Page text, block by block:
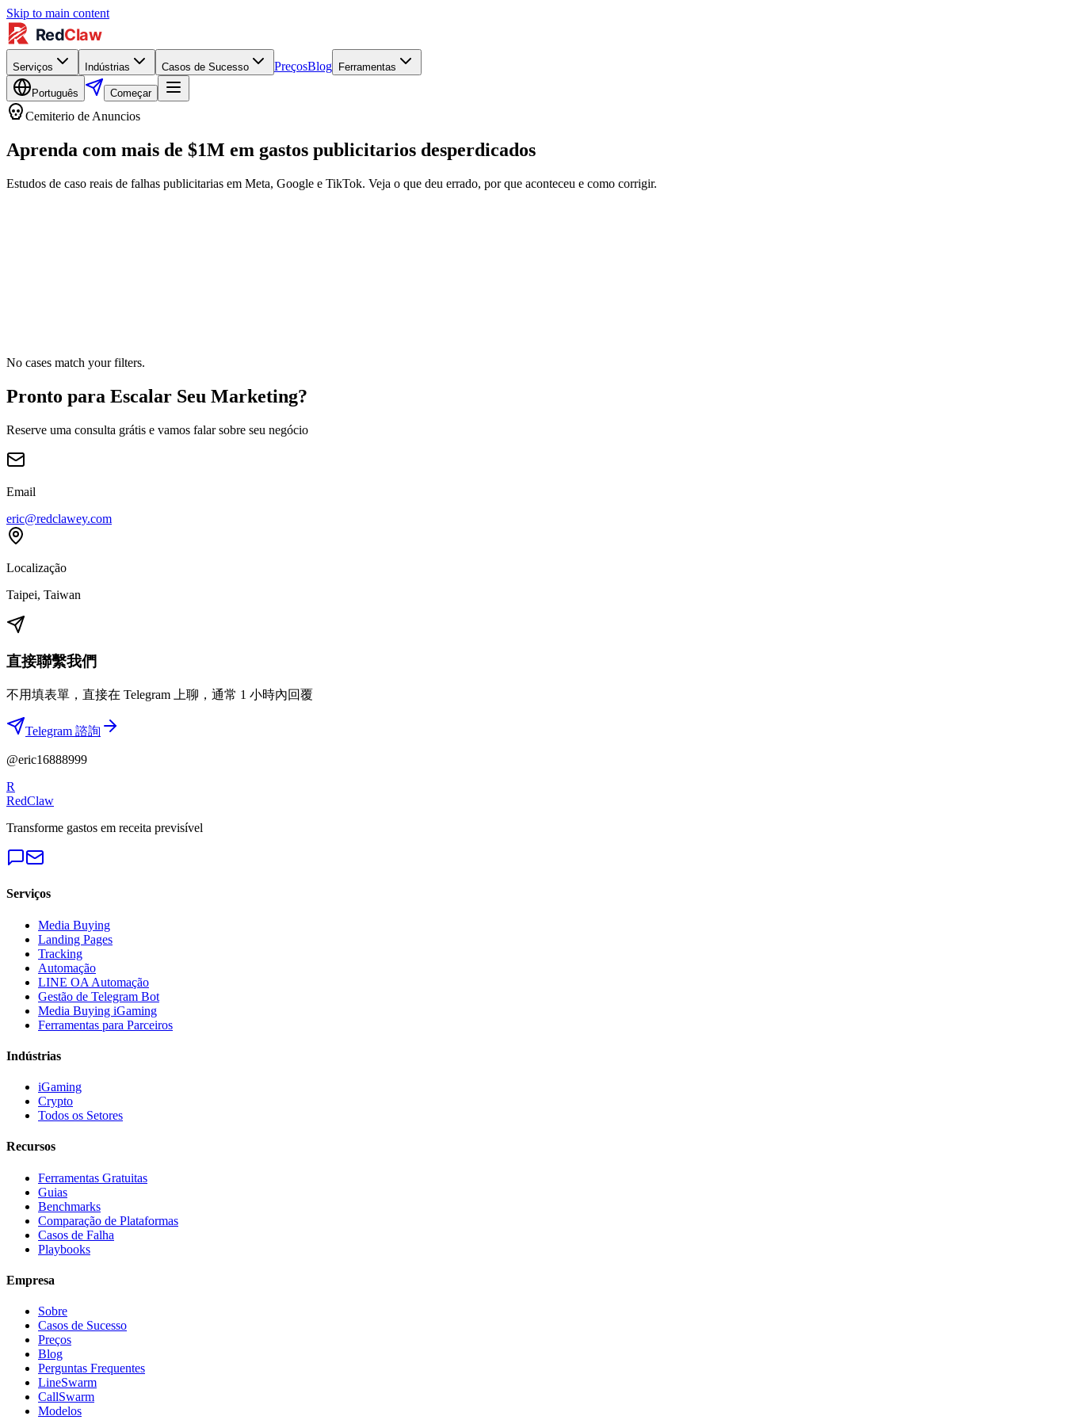
Skip to main content
Serviços Indústrias Casos de Sucesso PreçosBlog Ferramentas
Português Começar
Cemiterio de Anuncios
Aprenda com mais de $1M em gastos publicitarios desperdicados
Estudos de caso reais de falhas publicitarias em Meta, Google e TikTok. Veja o que deu errado, por que aconteceu e como corrigir.
No cases match your filters.
Pronto para Escalar Seu Marketing?
Reserve uma consulta grátis e vamos falar sobre seu negócio
Email
eric@redclawey.com
Localização
Taipei, Taiwan
直接聯繫我們
不用填表單，直接在 Telegram 上聊，通常 1 小時內回覆
Telegram 諮詢
@eric16888999
R
RedClaw
Transforme gastos em receita previsível
Serviços
Media Buying
Landing Pages
Tracking
Automação
LINE OA Automação
Gestão de Telegram Bot
Media Buying iGaming
Ferramentas para Parceiros
Indústrias
iGaming
Crypto
Todos os Setores
Recursos
Ferramentas Gratuitas
Guias
Benchmarks
Comparação de Plataformas
Casos de Falha
Playbooks
Empresa
Sobre
Casos de Sucesso
Preços
Blog
Perguntas Frequentes
LineSwarm
CallSwarm
Modelos